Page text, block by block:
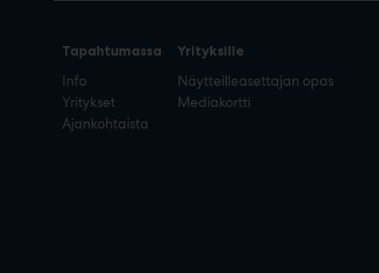
Tapahtumassa
Info
Yritykset
Ajankohtaista
Yrityksille
Näytteilleasettajan opas
Mediakortti